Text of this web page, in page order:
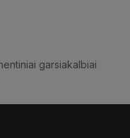
garsiakalbiai